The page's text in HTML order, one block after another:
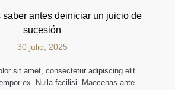
saber antes deiniciar un juicio de
sucesión
30 julio, 2025
sit amet, consectetur adipiscing elit.
ex. Nulla facilisi. Maecenas ante